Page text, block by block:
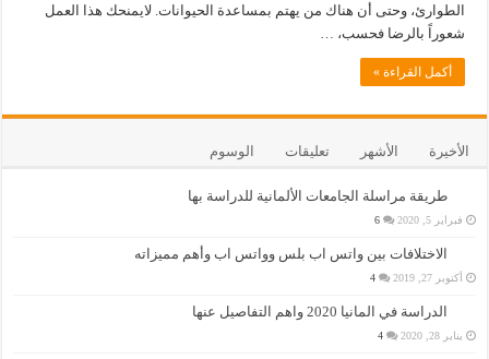
الطوارئ، وحتى أن هناك من يهتم بمساعدة الحيوانات. لايمنحك هذا العمل
شعوراً بالرضا فحسب، …
أكمل القراءة »
الأخيرة الأشهر تعليقات الوسوم
طريقة مراسلة الجامعات الألمانية للدراسة بها
فبراير 5, 2020 6
الاختلافات بين واتس اب بلس وواتس اب وأهم مميزاته
أكتوبر 27, 2019 4
الدراسة في المانيا 2020 واهم التفاصيل عنها
يناير 28, 2020 4